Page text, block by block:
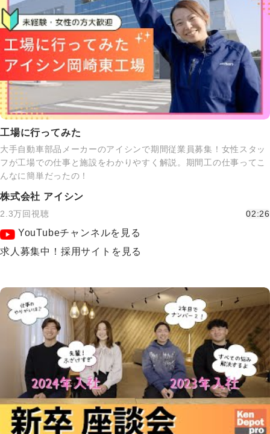
工場に行ってみた
大手自動車部品メーカーのアイシンで期間従業員募集！女性スタッ
フが工場での仕事と施設をわかりやすく解説。期間工の仕事ってこ
んなに簡単だったの！
株式会社 アイシン
2.3万回視聴 02:26
YouTubeチャンネルを見る
求人募集中！採用サイトを見る